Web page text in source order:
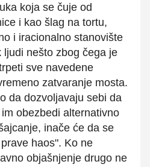
koja se čuje od
i kao šlag na tortu,
i iracionalno stanovište
ljudi nešto zbog čega je
sve navedene
zatvaranje mosta.
da dozvoljavaju sebi da
obezbedi alternativno
inače će da se
haos". Ko ne
objašnjenje drugo ne